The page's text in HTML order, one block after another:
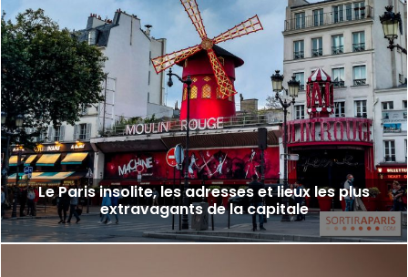
Le Paris insolite, les adresses et lieux les plus
extravagants de la capitale